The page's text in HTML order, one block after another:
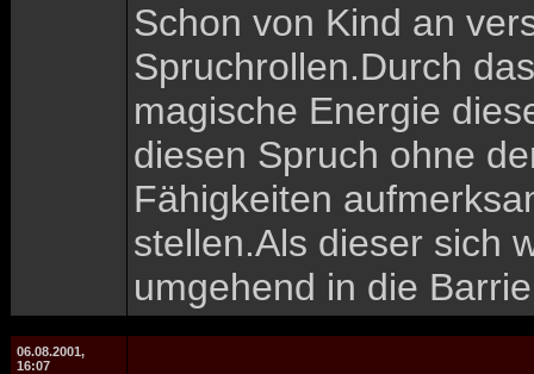
Schon von Kind an
Spruchrollen.Durch
magische Energie
diesen Spruch ohne
Fähigkeiten
stellen.Als dieser sich
umgehend in die
06.08.2001,
16:07